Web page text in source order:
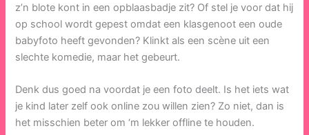
z’n blote kont in een opblaasbadje zit? Of stel je voor dat hij
op school wordt gepest omdat een klasgenoot een oude
babyfoto heeft gevonden? Klinkt als een scène uit een
slechte komedie, maar het gebeurt.
Denk dus goed na voordat je een foto deelt. Is het iets wat
je kind later zelf ook online zou willen zien? Zo niet, dan is
het misschien beter om ‘m lekker offline te houden.